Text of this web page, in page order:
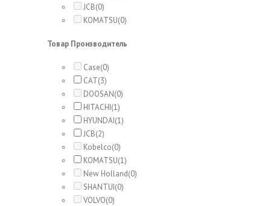
JCB(0)
KOMATSU(0)
Товар Производитель
Case(0)
CAT(3)
DOOSAN(0)
HITACHI(1)
HYUNDAI(1)
JCB(2)
Kobelco(0)
KOMATSU(1)
New Holland(0)
SHANTUI(0)
VOLVO(0)